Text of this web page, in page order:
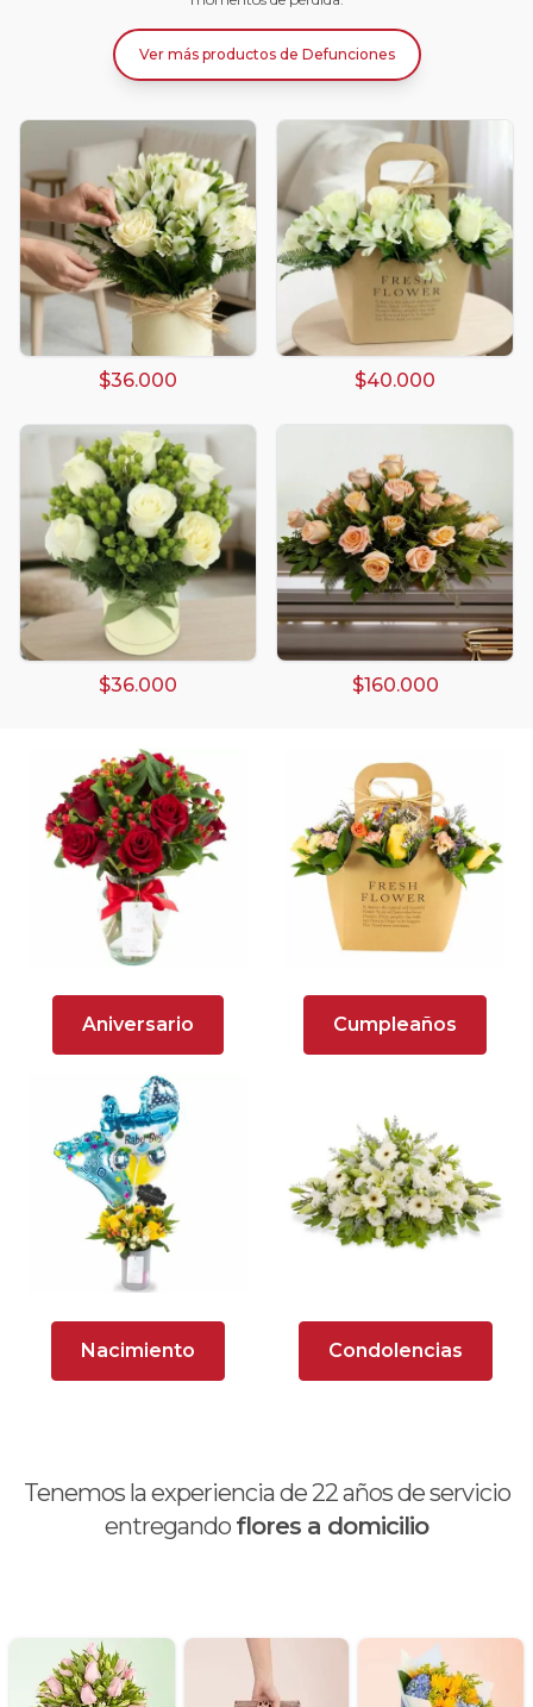
Ver más productos de Defunciones
$36.000 $40.000
$36.000 $160.000
Aniversario Cumpleaños
Nacimiento Condolencias
Tenemos la experiencia de 22años de servicio
entregando flores a domicilio
Arreglos damasco
Arreglos de Globos
Arreglos Florales
Arreglos florales amarillos
Arreglos florales de color rojo
Arreglos Florales en Florero
Arreglos florales en tono blanco
Arreglos florales en tono lila
Arreglos florales en tono naranja
Arreglos Florales para Aniversario
Arreglos florales para dar agradecimiento
Arreglos Florales para Defunciones
Arreglos Florales para Eventos
Arreglos florales románticos
Ave del Paraíso (Strelitzia)
Chocolates y galletas
Día de la secretaria